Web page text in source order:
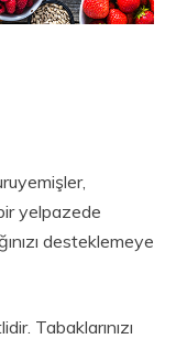
yelpazede
desteklemeye
Tabaklarınızı